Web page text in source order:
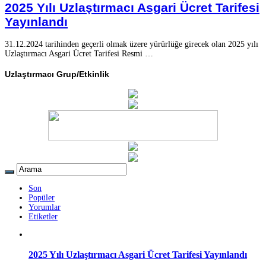
2025 Yılı Uzlaştırmacı Asgari Ücret Tarifesi
Yayınlandı
31.12.2024 tarihinden geçerli olmak üzere yürürlüğe girecek olan 2025 yılı
Uzlaştırmacı Asgari Ücret Tarifesi Resmi …
Uzlaştırmacı Grup/Etkinlik
Son
Popüler
Yorumlar
Etiketler
2025 Yılı Uzlaştırmacı Asgari Ücret Tarifesi Yayınlandı